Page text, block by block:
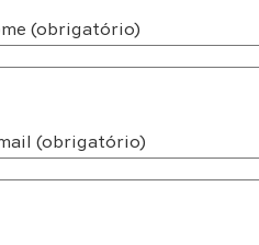
(obrigatório)
(obrigatório)